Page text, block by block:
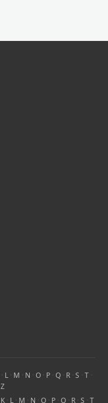
· L · M · N · O · P · Q · R · S · T ·
Z
K · L · M · N · O · P · Q · R · S · T